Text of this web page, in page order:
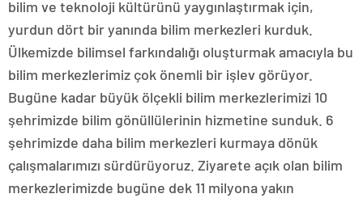
bilim ve teknoloji kültürünü yaygınlaştırmak için,
yurdun dört bir yanında bilim merkezleri kurduk.
Ülkemizde bilimsel farkındalığı oluşturmak amacıyla bu
bilim merkezlerimiz çok önemli bir işlev görüyor.
Bugüne kadar büyük ölçekli bilim merkezlerimizi 10
şehrimizde bilim gönüllülerinin hizmetine sunduk. 6
şehrimizde daha bilim merkezleri kurmaya dönük
çalışmalarımızı sürdürüyoruz. Ziyarete açık olan bilim
merkezlerimizde bugüne dek 11 milyona yakın